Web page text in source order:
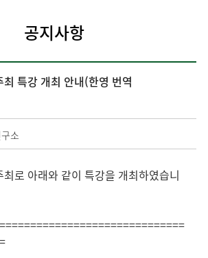
공지사항
특강 개최 안내(한영 번역
소
로 아래와 같이 특강을 개최하였습니